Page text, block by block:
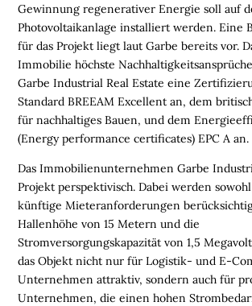
L
O
G
I
S
T
I
K
R
E
G
I
O
N
E
N
Gewinnung regenerativer Energie soll auf
Photovoltaikanlage installiert werden. Eine
für das Projekt liegtlaut Garbebereits vor.
Immobilie höchste
Garbe Industrial Real Estate eine
Standard BREEAM Excellent an, dem
für nachhaltiges Bauen, und dem
(Energy performance certificates) EPC A an.
Das Immobilienunternehmen Garbe
Projekt perspektivisch. Dabei werden
künftige Mieteranforderungen
Hallenhöhe von 15 Metern und die
Stromversorgungskapazität von 1,5
das Objekt nicht nur für Logistik- und E-
Unternehmen attraktiv, sondern auch für
Unternehmen, die einen hohen